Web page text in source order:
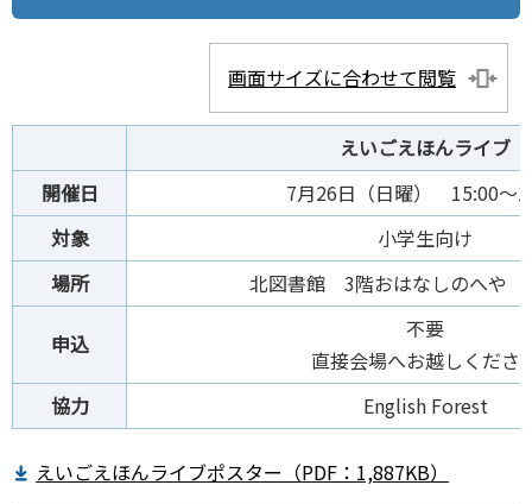
画面サイズに合わせて閲覧
えいごえほんライブ
開催日
7月26日（日曜） 15:00～
対象
小学生向け
場所
北図書館 3階おはなしのへや（
申込
不要
直接会場へお越しくださ
協力
English Forest
えいごえほんライブポスター（PDF：1,887KB）